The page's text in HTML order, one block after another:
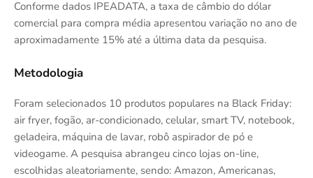
Conforme dados IPEADATA, a taxa de câmbio do dólar
comercial para compra média apresentou variação no ano de
aproximadamente 15% até a última data da pesquisa.
Metodologia
Foram selecionados 10 produtos populares na Black Friday:
air fryer, fogão, ar-condicionado, celular, smart TV, notebook,
geladeira, máquina de lavar, robô aspirador de pó e
videogame. A pesquisa abrangeu cinco lojas on-line,
escolhidas aleatoriamente, sendo: Amazon, Americanas,